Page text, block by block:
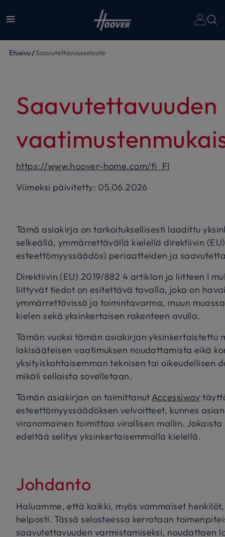
Etusivu Saavutettavuusseloste
Saavutettavuuden
https://www.hoover-home.com/fi_FI
Viimeksi päivitetty: 05.06.2026
Tämä asiakirja on tarkoituksellisesti laadittu
selkeällä, ymmärrettävällä kielellä direktiivin
esteettömyyssäädös) periaatteiden ja
Direktiivin (EU) 2019/882 4 artiklan ja liitteen I
liittyvät tiedot on esitettävä tavalla, joka on
ymmärrettävissä ja toimintavarma, muun
kielen sekä yksinkertaisen rakenteen avulla.
Tämän vuoksi tämän asiakirjan yksinkertaistettu
lakisääteisen vaatimuksen noudattamista eikä
yksityiskohtaisemman teknisen tai oikeudellisen
mikäli sellaista sovelletaan.
Tämän asiakirjan on toimittanut Accessiway
esteettömyyssäädöksen velvoitteet, kunnes
viranomainen toimittaa virallisen mallin.
edeltää selitys yksinkertaisemmalla kielellä.
Johdanto
Haluamme, että kaikki, myös vammaiset
helposti. Tässä selosteessa kerrotaan
saavutettavuuden varmistamiseksi, noudattaen